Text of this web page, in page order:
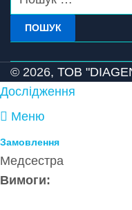
ПОШУК
© 2026, ТОВ
Дослідження
Меню
Замовлення
Медсестра
Вимоги: